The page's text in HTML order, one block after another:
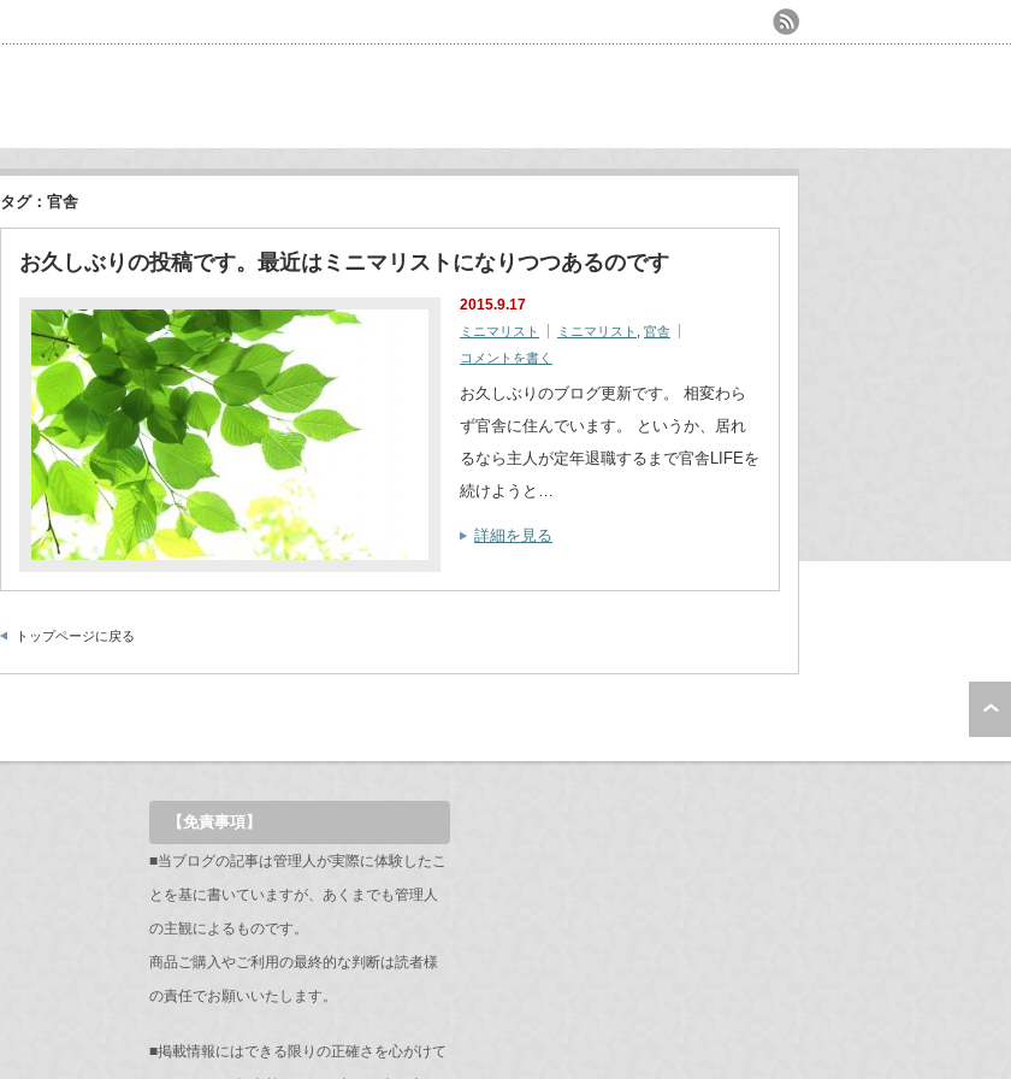
タグ：官舎
お久しぶりの投稿です。最近はミニマリストになりつつあるのです
2015.9.17
ミニマリスト ミニマリスト
官舎
コメントを書く
お久しぶりのブログ更新です。 相変わら
ず官舎に住んでいます。 というか、居れ
るなら主人が定年退職するまで官舎LIFEを
続けようと…
詳細を見る
トップページに戻る
【免責事項】
■当ブログの記事は管理人が実際に体験したこ
とを基に書いていますが、あくまでも管理人
の主観によるものです。
商品ご購入やご利用の最終的な判断は読者様
の責任でお願いいたします。
■掲載情報にはできる限りの正確さを心がけて